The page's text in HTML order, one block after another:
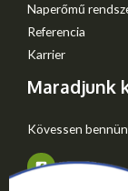
Naperőmű
Referencia
Karrier
Maradjunk
Kövessen